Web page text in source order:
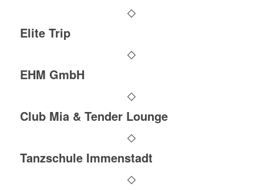
Elite Trip
EHM GmbH
Club Mia & Tender Lounge
Tanzschule Immenstadt